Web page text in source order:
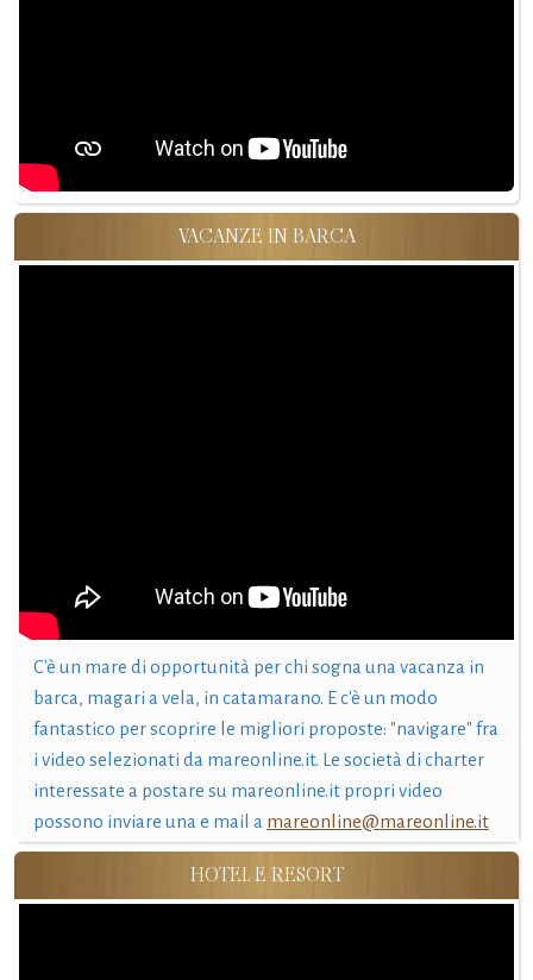
VACANZE IN BARCA
C'è un mare di opportunità per chi sogna una vacanza in
barca, magari a vela, in catamarano. E c'è un modo
fantastico per scoprire le migliori proposte: "navigare" fra
i video selezionati da mareonline.it. Le società di charter
interessate a postare su mareonline.it propri video
possono inviare una e mail a mareonline@mareonline.it
HOTEL E RESORT